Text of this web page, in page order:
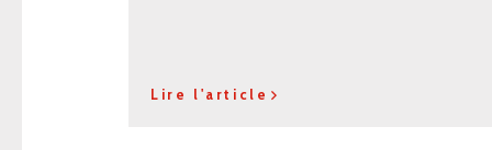
Lire l'article